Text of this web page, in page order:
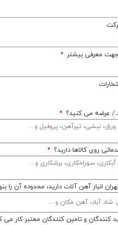
جهت معرفی بیشتر
/ عرضه می کنید؟
روی کالاها دارید؟
انبار آهن آلات دارید، محدوده آن را
کنندگان و تامین کنندگان معتبر کار می